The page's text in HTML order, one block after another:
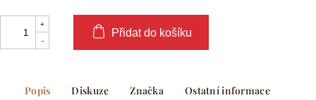
Přidat do košíku
Popis Diskuze Značka Ostatní informace